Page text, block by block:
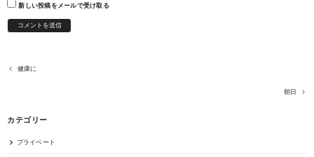
新しい投稿をメールで受け取る
健康に
朝日
カテゴリー
プライベート